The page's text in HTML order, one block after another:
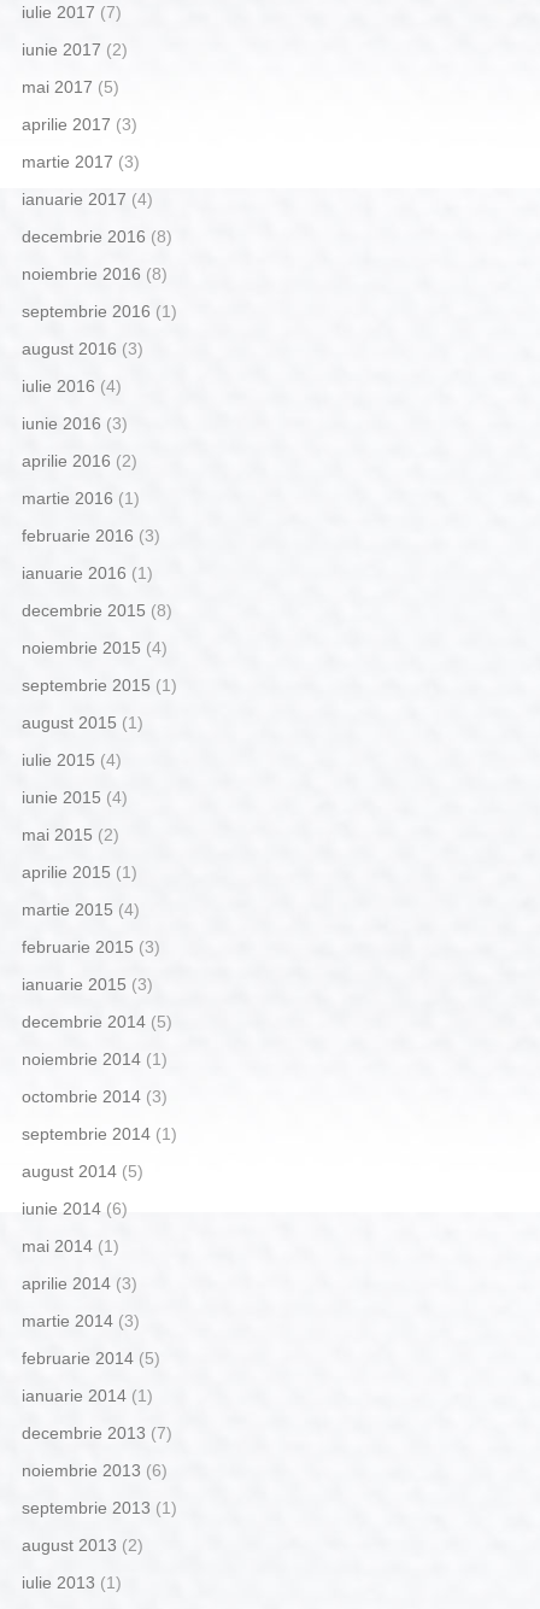
iulie 2017 (7)
iunie 2017 (2)
mai 2017 (5)
aprilie 2017 (3)
martie 2017 (3)
ianuarie 2017 (4)
decembrie 2016 (8)
noiembrie 2016 (8)
septembrie 2016 (1)
august 2016 (3)
iulie 2016 (4)
iunie 2016 (3)
aprilie 2016 (2)
martie 2016 (1)
februarie 2016 (3)
ianuarie 2016 (1)
decembrie 2015 (8)
noiembrie 2015 (4)
septembrie 2015 (1)
august 2015 (1)
iulie 2015 (4)
iunie 2015 (4)
mai 2015 (2)
aprilie 2015 (1)
martie 2015 (4)
februarie 2015 (3)
ianuarie 2015 (3)
decembrie 2014(5)
noiembrie 2014(1)
octombrie 2014(3)
septembrie 2014(1)
august 2014(5)
iunie 2014(6)
mai 2014(1)
aprilie 2014(3)
martie 2014(3)
februarie 2014(5)
ianuarie 2014(1)
decembrie 2013 (7)
noiembrie 2013 (6)
septembrie 2013 (1)
august 2013 (2)
iulie 2013 (1)